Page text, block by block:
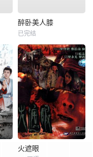
醉卧美人膝
已完结
火遮眼